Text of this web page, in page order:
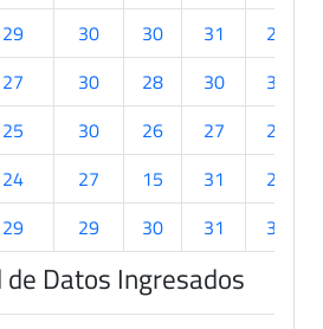
29 30 30 31
21
27 30 28 30
30
25 30 26 27
22
24 27 15 31
29
29 29 30 31 30
de Datos Ingresados